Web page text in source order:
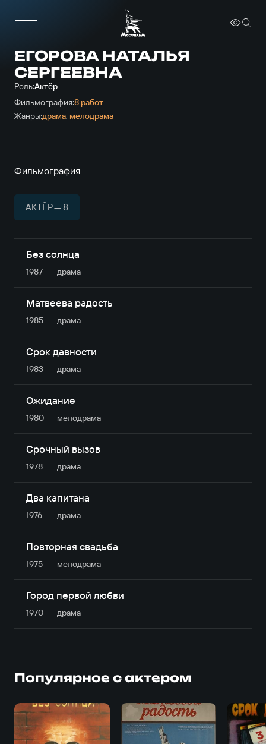
ЕГОРОВА НАТАЛЬЯ
СЕРГЕЕВНА
Роль:Актёр
Фильмография:8 работ
Жанры:драма, мелодрама
Фильмография
АКТЁР — 8
Без солнца
1987 драма
Матвеева радость
1985 драма
Срок давности
1983 драма
Ожидание
1980 мелодрама
Срочный вызов
1978 драма
Два капитана
1976 драма
Повторная свадьба
1975 мелодрама
Город первой любви
1970 драма
Популярное с актером